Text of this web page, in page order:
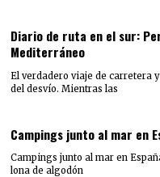
Diario de ruta en el sur:
Mediterráneo
El verdadero viaje de carretera
del desvío. Mientras las
Campings junto al mar en
Campings junto al mar en
lona de algodón